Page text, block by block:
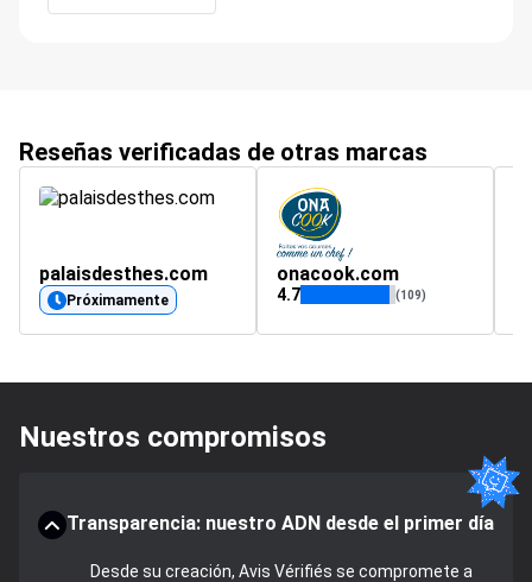
Reseñas verificadas de otras marcas
palaisdesthes.com
Próximamente
onacook.com
4.7 (109)
Nuestros compromisos
Transparencia: nuestro ADN desde el primer día
Desde su creación, Avis Vérifiés se compromete a